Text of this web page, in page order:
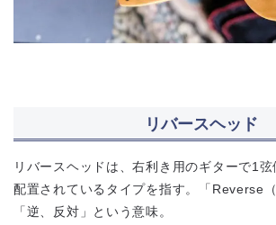
リバースヘッド
リバースヘッドは、右利き用のギターで1
配置されているタイプを指す。「Reverse
「逆、反対」という意味。